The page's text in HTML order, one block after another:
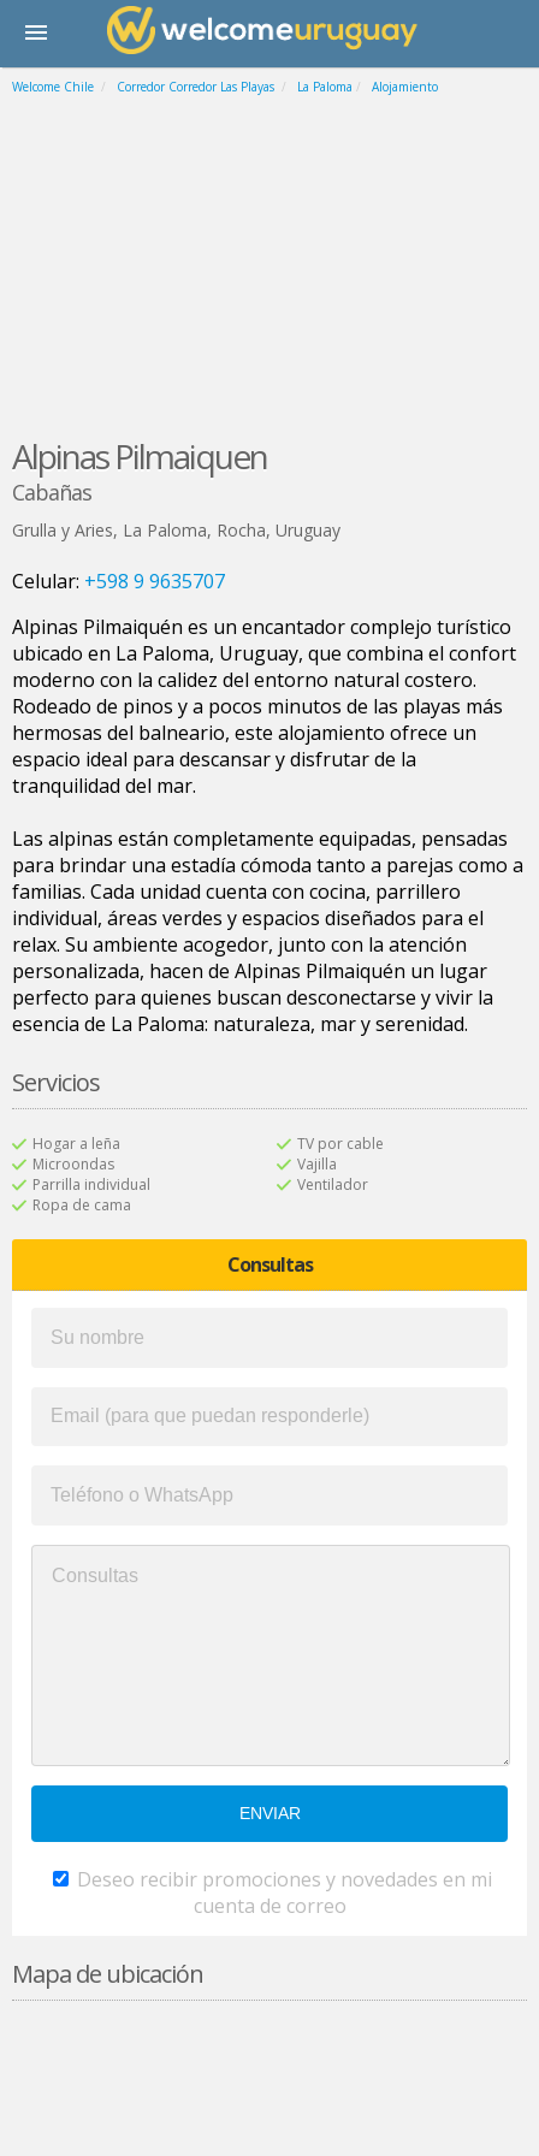
Welcome Chile Corredor Corredor Las Playas La Paloma Alojamiento
Alpinas Pilmaiquen
Cabañas
Grulla y Aries, La Paloma, Rocha, Uruguay
Celular: +598 9 9635707
Alpinas Pilmaiquén es un encantador complejo turístico
ubicado en La Paloma, Uruguay, que combina el confort
moderno con la calidez del entorno natural costero.
Rodeado de pinos y a pocos minutos de las playas más
hermosas del balneario, este alojamiento ofrece un
espacio ideal para descansar y disfrutar de la
tranquilidad del mar.
Las alpinas están completamente equipadas, pensadas
para brindar una estadía cómoda tanto a parejas como a
familias. Cada unidad cuenta con cocina, parrillero
individual, áreas verdes y espacios diseñados para el
relax. Su ambiente acogedor, junto con la atención
personalizada, hacen de Alpinas Pilmaiquén un lugar
perfecto para quienes buscan desconectarse y vivir la
esencia de La Paloma: naturaleza, mar y serenidad.
Servicios
Hogar a leña
Microondas
Parrilla individual
Ropa de cama
TV por cable
Vajilla
Ventilador
Consultas
Deseo recibir promociones y novedades en mi
cuenta de correo
Mapa de ubicación